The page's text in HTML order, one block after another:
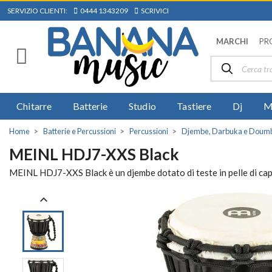
SERVIZIO CLIENTI: 0444 1343209 SCRIVICI
MARCHI
Chitarre Batterie Studio Tastiere Dj
Home Batterie e Percussioni Percussioni Djembe, Darbuka e
MEINL HDJ7-XXS Black
MEINL HDJ7-XXS Black è un djembe dotato di teste in pelle di
